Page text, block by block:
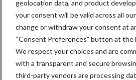
geolocation data, and product
your consent will be valid across all
change or withdraw your consent at
“Consent Preferences” button at
We respect your choices and are
with a transparent and secure
third-party vendors are processing
Themapagina's
Diergezondheid